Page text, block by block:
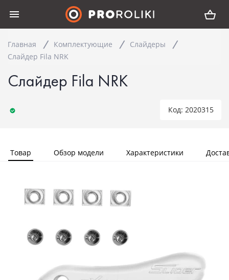
Главная Комплектующие
Слайдеры
Слайдер Fila NRK
Слайдер Fila NRK
Код: 2020315
Товар Обзор модели Характеристики